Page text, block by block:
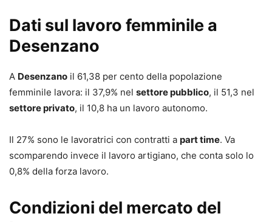
Dati sul lavoro femminile a
Desenzano
A Desenzano il 61,38 per cento della popolazione
femminile lavora: il 37,9% nel settore pubblico, il 51,3 nel
settore privato, il 10,8 ha un lavoro autonomo.
Il 27% sono le lavoratrici con contratti a part time. Va
scomparendo invece il lavoro artigiano, che conta solo lo
0,8% della forza lavoro.
Condizioni del mercato del